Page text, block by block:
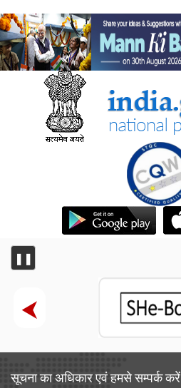
❚❚
सूचना का अधिकार एवं हमसे सम्‍पर्क करें